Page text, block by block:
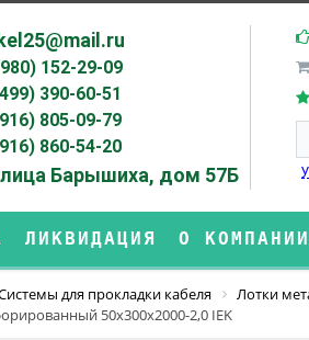
152-29-09
390-60-51
805-09-79
860-54-20
Барышиха, дом 57Б
ЛИКВИДАЦИЯ О КОМПАНИИ
для прокладки кабеля Лотки
50х300х2000-2,0 IEK